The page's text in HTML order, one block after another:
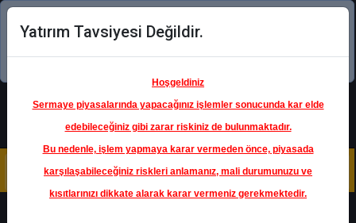
Şimdi uygulamayı indirin!
Yatırım Tavsiyesi Değildir.
Hoşgeldiniz
Sermaye piyasalarında yapacağınız işlemler sonucunda kar elde
edebileceğiniz gibi zarar riskiniz de bulunmaktadır.
Bu nedenle, işlem yapmaya karar vermeden önce, piyasada
karşılaşabileceğiniz riskleri anlamanız, mali durumunuzu ve
kısıtlarınızı dikkate alarak karar vermeniz gerekmektedir.